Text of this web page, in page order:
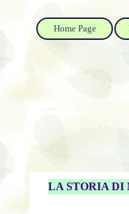
Home Page
LA STORIA DI